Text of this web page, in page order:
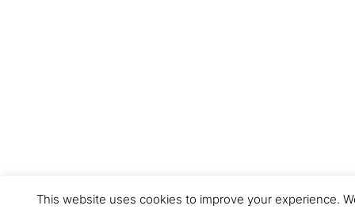
This website uses cookies to improve your experience.